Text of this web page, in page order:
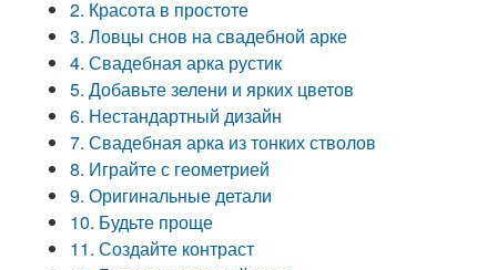
2. Красота в простоте
3. Ловцы снов на свадебной арке
4. Свадебная арка рустик
5. Добавьте зелени и ярких цветов
6. Нестандартный дизайн
7. Свадебная арка из тонких стволов
8. Играйте с геометрией
9. Оригинальные детали
10. Будьте проще
11. Создайте контраст